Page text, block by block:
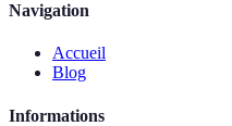
Navigation
Accueil
Blog
Informations